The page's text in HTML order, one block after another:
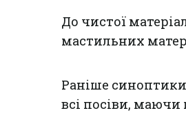
До чистої
мастильних
Раніше
всі посіви,